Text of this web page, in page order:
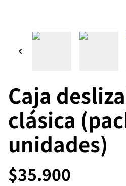
Caja
clásica
unidades)
$35.900